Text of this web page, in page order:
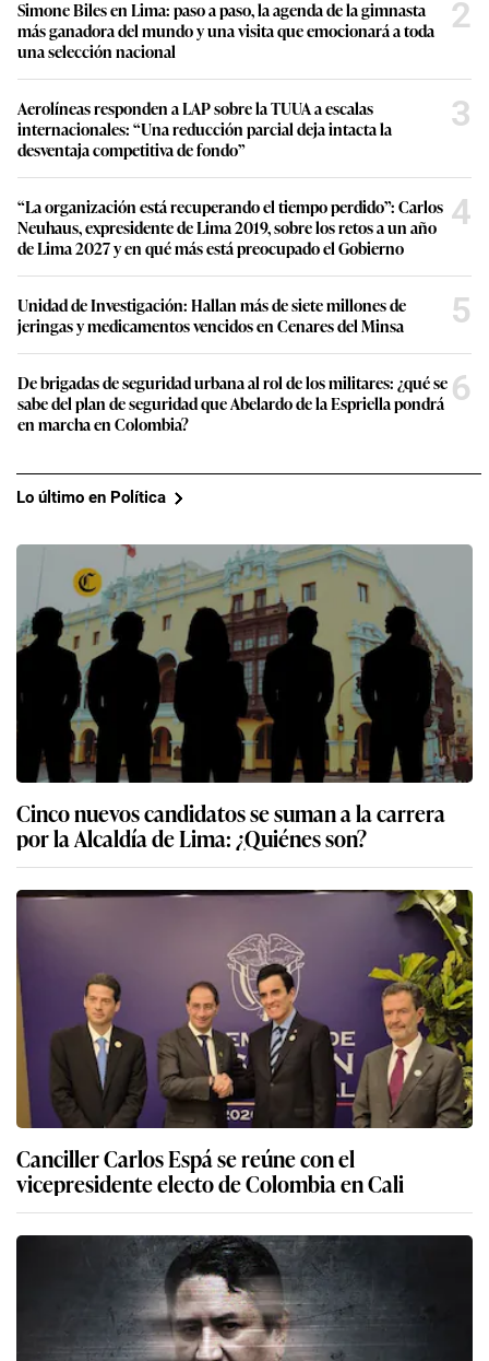
Simone Biles en Lima: paso a paso, la agenda de la gimnasta
más ganadora del mundo y una visita que emocionará a toda
una selección nacional
2
Aerolíneas responden a LAP sobre la TUUA a escalas
internacionales: “Una reducción parcial deja intacta la
desventaja competitiva de fondo”
3
“La organización está recuperando el tiempo perdido”: Carlos
Neuhaus, expresidente de Lima 2019, sobre los retos a un año
de Lima 2027 y en qué más está preocupado el Gobierno
4
Unidad de Investigación: Hallan más de siete millones de
jeringas y medicamentos vencidos en Cenares del Minsa
5
De brigadas de seguridad urbana al rol de los militares: ¿qué se
sabe del plan de seguridad que Abelardo de la Espriella pondrá
en marcha en Colombia?
6
Lo último en Política
Cinco nuevos candidatos se suman a la carrera
por la Alcaldía de Lima: ¿Quiénes son?
Canciller Carlos Espá se reúne con el
vicepresidente electo de Colombia en Cali